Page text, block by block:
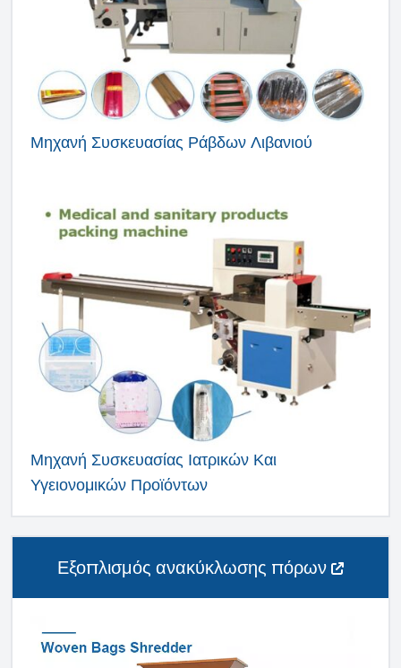
Μηχανή Συσκευασίας Ράβδων Λιβανιού
Μηχανή Συσκευασίας Ιατρικών Και
Υγειονομικών Προϊόντων
Εξοπλισμός ανακύκλωσης πόρων